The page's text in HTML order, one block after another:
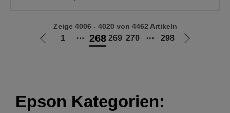
Zur
1 ⋯ 268 269 270 ⋯ 298
Zur
Zeige 4006 - 4020 von 4462 Artikeln
Epson Kategorien: